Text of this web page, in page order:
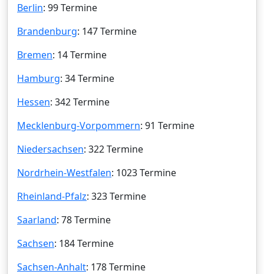
Berlin: 99 Termine
Brandenburg: 147 Termine
Bremen: 14 Termine
Hamburg: 34 Termine
Hessen: 342 Termine
Mecklenburg-Vorpommern: 91 Termine
Niedersachsen: 322 Termine
Nordrhein-Westfalen: 1023 Termine
Rheinland-Pfalz: 323 Termine
Saarland: 78 Termine
Sachsen: 184 Termine
Sachsen-Anhalt: 178 Termine